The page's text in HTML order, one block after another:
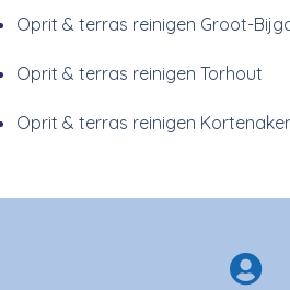
Oprit & terras reinigen Groot-
Oprit & terras reinigen Torhout
Oprit & terras reinigen